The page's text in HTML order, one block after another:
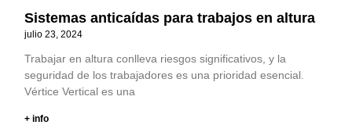
Sistemas anticaídas para trabajos en altura
julio 23, 2024
Trabajar en altura conlleva riesgos significativos, y la
seguridad de los trabajadores es una prioridad esencial.
Vértice Vertical es una
+ info